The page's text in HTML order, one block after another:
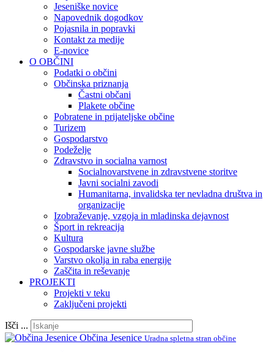
Jeseniške novice
Napovednik dogodkov
Pojasnila in popravki
Kontakt za medije
E-novice
O OBČINI
Podatki o občini
Občinska priznanja
Častni občani
Plakete občine
Pobratene in prijateljske občine
Turizem
Gospodarstvo
Podeželje
Zdravstvo in socialna varnost
Socialnovarstvene in zdravstvene storitve
Javni socialni zavodi
Humanitarna, invalidska ter nevladna društva in
organizacije
Izobraževanje, vzgoja in mladinska dejavnost
Šport in rekreacija
Kultura
Gospodarske javne službe
Varstvo okolja in raba energije
Zaščita in reševanje
PROJEKTI
Projekti v teku
Zaključeni projekti
Išči ...
Občina Jesenice Uradna spletna stran občine